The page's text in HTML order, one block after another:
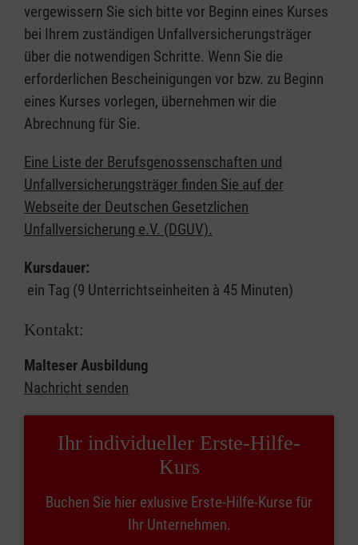
vergewissern Sie sich bitte vor Beginn eines Kurses
bei Ihrem zuständigen Unfallversicherungsträger
über die notwendigen Schritte. Wenn Sie die
erforderlichen Bescheinigungen vor bzw. zu Beginn
eines Kurses vorlegen, übernehmen wir die
Abrechnung für Sie.
Eine Liste der Berufsgenossenschaften und
Unfallversicherungsträger finden Sie auf der
Webseite der Deutschen Gesetzlichen
Unfallversicherung e.V. (DGUV).
Kursdauer:
ein Tag (9 Unterrichtseinheiten à 45 Minuten)
Kontakt:
Malteser Ausbildung
Nachricht senden
Ihr individueller Erste-Hilfe-
Kurs
Buchen Sie hier exlusive Erste-Hilfe-Kurse für
Ihr Unternehmen.